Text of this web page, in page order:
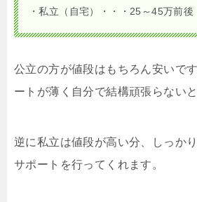
・私立（自宅）・・・25～45万前後
公立の方が値段はもちろん安いで
ートが薄く自分で結構頑張らない
逆に私立は値段が高い分、しっか
サポートを行ってくれます。